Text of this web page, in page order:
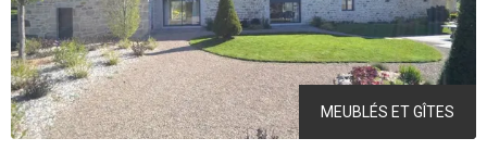
MEUBLÉS ET GÎTES